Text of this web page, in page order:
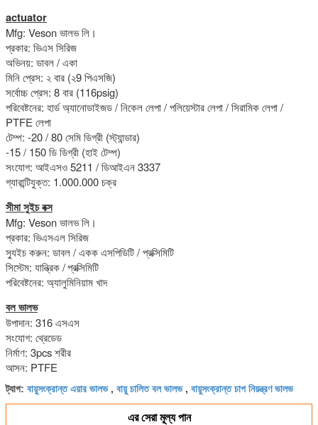
actuator
Mfg: Veson ভালভ লি।
প্রকার: ভিএস সিরিজ
অভিনয়: ডাবল / একা
মিনি প্রেস: ২ বার (২9 পিএসজি)
সর্বোচ্চ প্রেস: 8 বার (116psig)
পরিবেষ্টনের: হার্ড অ্যানোডাইজড / নিকেল লেপা / পলিয়েস্টার লেপা / সিরামিক লেপা /
PTFE লেপা
টেম্প: -20 / 80 সেমি ডিগ্রী (স্ট্যান্ডার)
-15 / 150 ডি ডিগ্রী (হাই টেম্প)
সংযোগ: আইএসও 5211 / ডিআইএন 3337
গ্যারান্টিযুক্ত: 1.000.000 চক্র
সীমা সুইচ বক্স
Mfg: Veson ভালভ লি।
প্রকার: ভিএসএল সিরিজ
স্যুইচ করুন: ডাবল / একক এসপিডিটি / প্রক্সিমিটি
সিস্টেম: যান্ত্রিক /প্রক্সিমিটি
পরিবেষ্টনের: অ্যালুমিনিয়াম খাদ
বল ভালভ
উপাদান: 316 এসএস
সংযোগ: থ্রেডেড
নির্মাণ: 3pcs শরীর
আসন: PTFE
ট্যাগ: বায়ুসংক্রান্ত এয়ার ভালভ, বায়ু চালিত বল ভালভ, বায়ুসংক্রান্ত চাপ নিয়ন্ত্রণ ভালভ
এর সেরা মূল্য পান